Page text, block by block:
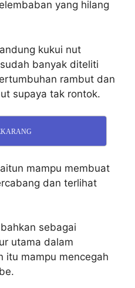
yang hilang
kukui nut
banyak diteliti
rambut dan
supaya tak rontok.
mampu membuat
dan terlihat
sebagai
utama dalam
itu mampu mencegah